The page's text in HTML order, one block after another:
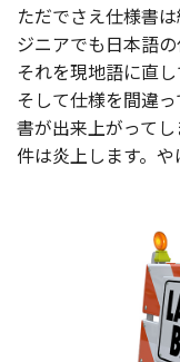
ただでさえ仕様書
ジニアでも日本語
それを現地語に直
そして仕様を間違
書が出来上がって
件は炎上します。や